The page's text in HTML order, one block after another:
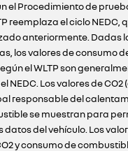
el Procedimiento de prueba
reemplaza el ciclo NEDC,
anteriormente. Dadas
los valores de consumo
el WLTP son
NEDC. Los valores de
responsable del
se muestran para
del vehículo. Los
y consumo de